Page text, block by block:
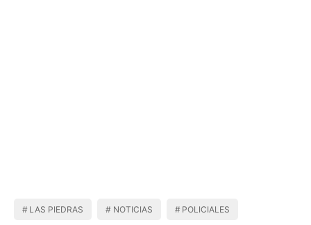
LAS PIEDRAS NOTICIAS POLICIALES